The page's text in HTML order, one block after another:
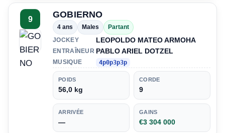
9 GOBIERNO
4 ans Males
Partant
JOCKEY
LEOPOLDO MATEO ARMOHA
ENTRAÎNEUR PABLO ARIEL DOTZEL
MUSIQUE 4p0p3p3p
POIDS
56,0 kg
CORDE
9
ARRIVÉE
—
GAINS
€3 304 000